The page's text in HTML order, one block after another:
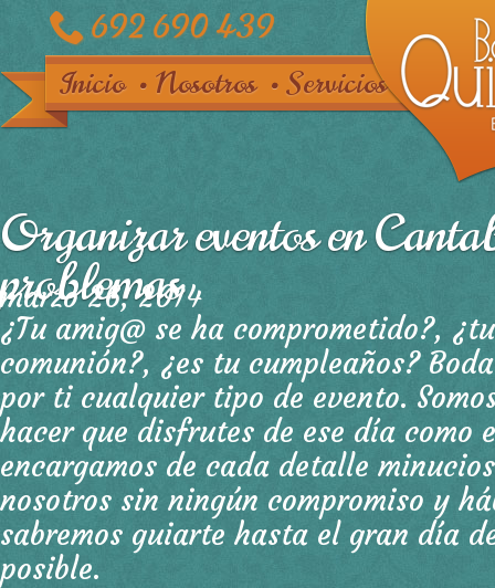
692 690 439
Inicio Nosotros Servicios
Organizar eventos en
problemas
marzo 26, 2014
¿Tu amig@ se ha comprometido?,
comunión?, ¿es tu cumpleaños?
por ti cualquier tipo de evento.
hacer que disfrutes de ese día como
encargamos de cada detalle
nosotros sin ningún compromiso y
sabremos guiarte hasta el gran día
posible.